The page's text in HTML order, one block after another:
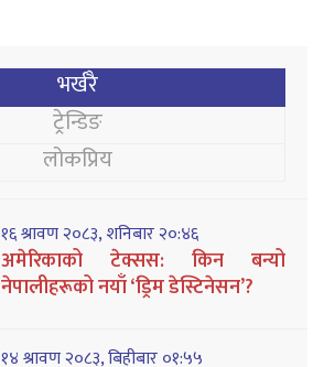
भर्खरै
ट्रेन्डिङ
लोकप्रिय
१६ श्रावण २०८३, शनिबार २०:४६
अमेरिकाको टेक्सस: किन बन्यो
नेपालीहरूको नयाँ ‘ड्रिम डेस्टिनेसन’?
१४ श्रावण २०८३, बिहीबार ०१:५५